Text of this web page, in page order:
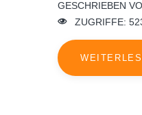
GESCHRIEBEN
ZUGRIFFE: